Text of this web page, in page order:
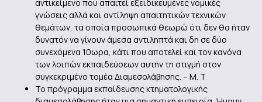
αντικείμενο που απαιτεί εξειδικευμένες νομικές
γνώσεις αλλά και αντίληψη απαιτητικών τεχνικών
θεμάτων, τα οποία προσωπικά θεωρώ ότι δεν θα ήταν
δυνατόν να γίνουν άμεσα αντιληπτά και δη σε δύο
συνεχόμενα 10ωρα, κάτι που αποτελεί και τον κανόνα
των λοιπών εκπαιδεύσεων αυτήν τη στιγμή στον
συγκεκριμένο τομέα Διαμεσολάβησης. – Μ. Τ
Το πρόγραμμα εκπαίδευσης κτηματολογικής